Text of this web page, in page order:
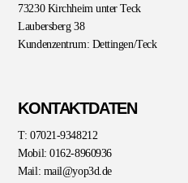
73230 Kirchheim unter Teck
Laubersberg 38
Kundenzentrum: Dettingen/Teck
KONTAKTDATEN
T: 07021-9348212
Mobil: 0162-8960936
Mail: mail@yop3d.de